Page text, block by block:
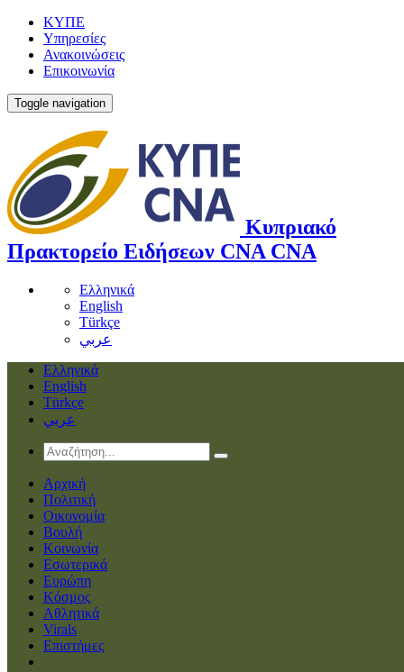
ΚΥΠΕ
Υπηρεσίες
Ανακοινώσεις
Επικοινωνία
Toggle navigation
Κυπριακό
Πρακτορείο Ειδήσεων CNA CNA
Ελληνικά
English
Türkçe
عربي
Ελληνικά
English
Türkçe
عربي
Αρχική
Πολιτική
Οικονομία
Βουλή
Κοινωνία
Εσωτερικά
Ευρώπη
Κόσμος
Αθλητικά
Virals
Επιστήμες